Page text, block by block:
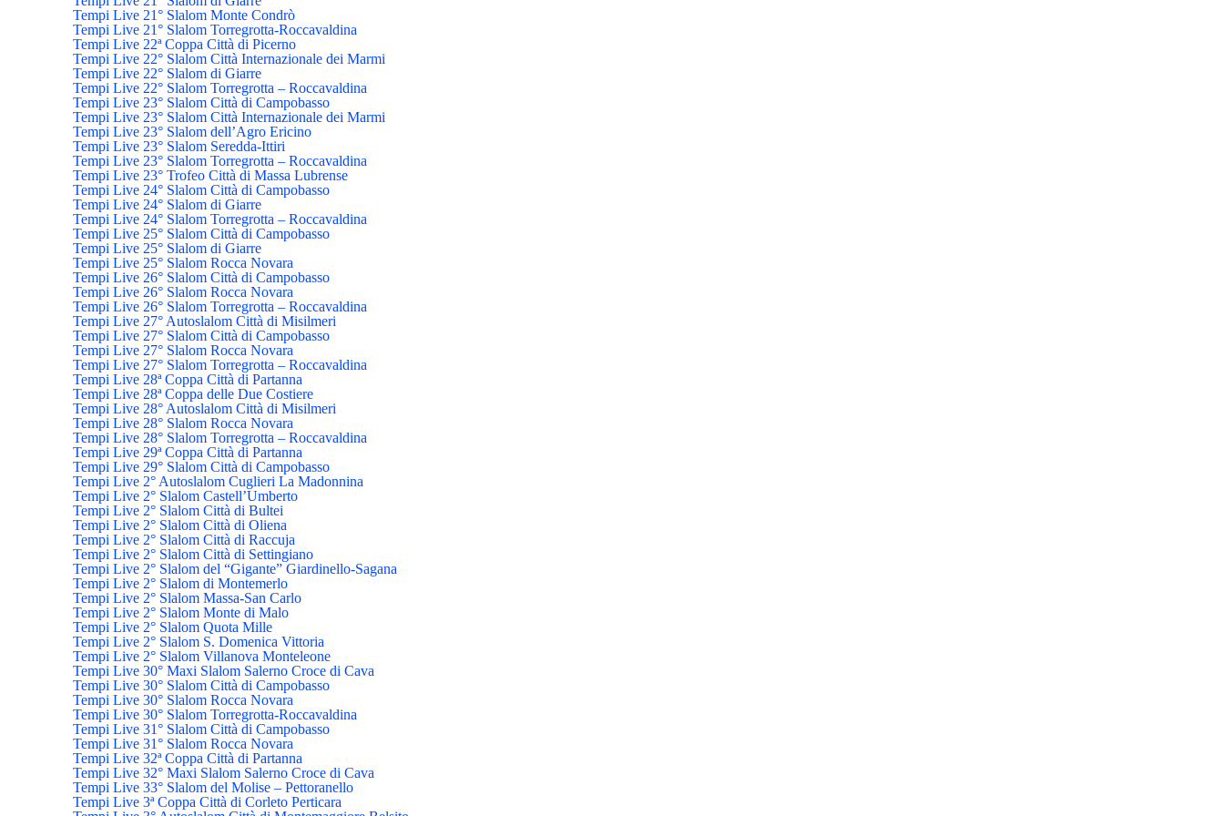
Tempi Live 21° Slalom Monte Condrò
Tempi Live 21° Slalom Torregrotta-Roccavaldina
Tempi Live 22ª Coppa Città di Picerno
Tempi Live 22° Slalom Città Internazionale dei Marmi
Tempi Live 22° Slalom di Giarre
Tempi Live 22° Slalom Torregrotta – Roccavaldina
Tempi Live 23° Slalom Città di Campobasso
Tempi Live 23° Slalom Città Internazionale dei Marmi
Tempi Live 23° Slalom dell’Agro Ericino
Tempi Live 23° Slalom Seredda-Ittiri
Tempi Live 23° Slalom Torregrotta – Roccavaldina
Tempi Live 23° Trofeo Città di Massa Lubrense
Tempi Live 24° Slalom Città di Campobasso
Tempi Live 24° Slalom di Giarre
Tempi Live 24° Slalom Torregrotta – Roccavaldina
Tempi Live 25° Slalom Città di Campobasso
Tempi Live 25° Slalom di Giarre
Tempi Live 25° Slalom Rocca Novara
Tempi Live 26° Slalom Città di Campobasso
Tempi Live 26° Slalom Rocca Novara
Tempi Live 26° Slalom Torregrotta – Roccavaldina
Tempi Live 27° Autoslalom Città di Misilmeri
Tempi Live 27° Slalom Città di Campobasso
Tempi Live 27° Slalom Rocca Novara
Tempi Live 27° Slalom Torregrotta – Roccavaldina
Tempi Live 28ª Coppa Città di Partanna
Tempi Live 28ª Coppa delle Due Costiere
Tempi Live 28° Autoslalom Città di Misilmeri
Tempi Live 28° Slalom Rocca Novara
Tempi Live 28° Slalom Torregrotta – Roccavaldina
Tempi Live 29ª Coppa Città di Partanna
Tempi Live 29° Slalom Città di Campobasso
Tempi Live 2° Autoslalom Cuglieri La Madonnina
Tempi Live 2° Slalom Castell’Umberto
Tempi Live 2° Slalom Città di Bultei
Tempi Live 2° Slalom Città di Oliena
Tempi Live 2° Slalom Città di Raccuja
Tempi Live 2° Slalom Città di Settingiano
Tempi Live 2° Slalom del “Gigante” Giardinello-Sagana
Tempi Live 2° Slalom di Montemerlo
Tempi Live 2° Slalom Massa-San Carlo
Tempi Live 2° Slalom Monte di Malo
Tempi Live 2° Slalom Quota Mille
Tempi Live 2° Slalom S. Domenica Vittoria
Tempi Live 2° Slalom Villanova Monteleone
Tempi Live 30° Maxi Slalom Salerno Croce di Cava
Tempi Live 30° Slalom Città di Campobasso
Tempi Live 30° Slalom Rocca Novara
Tempi Live 30° Slalom Torregrotta-Roccavaldina
Tempi Live 31° Slalom Città di Campobasso
Tempi Live 31° Slalom Rocca Novara
Tempi Live 32ª Coppa Città di Partanna
Tempi Live 32° Maxi Slalom Salerno Croce di Cava
Tempi Live 33° Slalom del Molise – Pettoranello
Tempi Live 3ª Coppa Città di Corleto Perticara